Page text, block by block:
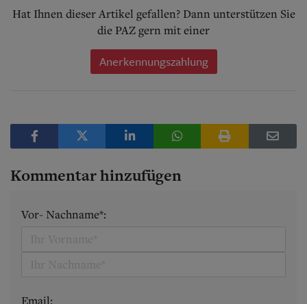
Hat Ihnen dieser Artikel gefallen? Dann unterstützen Sie
die PAZ gern mit einer
Anerkennungszahlung
Kommentar hinzufügen
Vor- Nachname*:
Email: